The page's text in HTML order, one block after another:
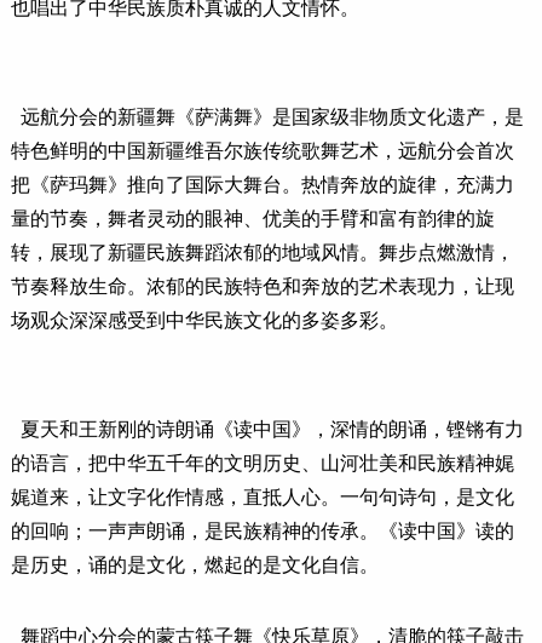
也唱出了中华民族质朴真诚的人文情怀。
远航分会的新疆舞《萨满舞》是国家级非物质文化遗产，是
特色鲜明的中国新疆维吾尔族传统歌舞艺术，远航分会首次
把《萨玛舞》推向了国际大舞台。热情奔放的旋律，充满力
量的节奏，舞者灵动的眼神、优美的手臂和富有韵律的旋
转，展现了新疆民族舞蹈浓郁的地域风情。舞步点燃激情，
节奏释放生命。浓郁的民族特色和奔放的艺术表现力，让现
场观众深深感受到中华民族文化的多姿多彩。
夏天和王新刚的诗朗诵《读中国》，深情的朗诵，铿锵有力
的语言，把中华五千年的文明历史、山河壮美和民族精神娓
娓道来，让文字化作情感，直抵人心。一句句诗句，是文化
的回响；一声声朗诵，是民族精神的传承。《读中国》读的
是历史，诵的是文化，燃起的是文化自信。
舞蹈中心分会的蒙古筷子舞《快乐草原》，清脆的筷子敲击